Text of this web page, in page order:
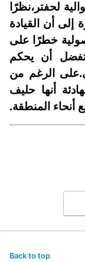
لحفتر،نظرًا
إلى أن القيادة
خطرًا على
تفضل أن يحكم
الرغم من
أنها حليف
أنحاء المنطقة.
Back to top